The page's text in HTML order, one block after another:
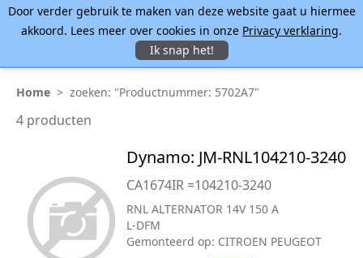
Door verder gebruik te maken van deze website gaat u hiermee
akkoord. Lees meer over cookies in onze Privacy verklaring.
Ik snap het!
Home > zoeken: "Productnummer: 5702A7"
4 producten
Dynamo: JM-RNL104210-3240
CA1674IR =104210-3240
RNL ALTERNATOR 14V 150 A
L-DFM
Gemonteerd op: CITROEN PEUGEOT